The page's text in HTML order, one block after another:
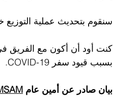
سنقوم بتحديث عملية
كنت أود أن أكون مع الفريق
بسبب قيود سفر COVID-19.
بيان صادر عن أمين عام